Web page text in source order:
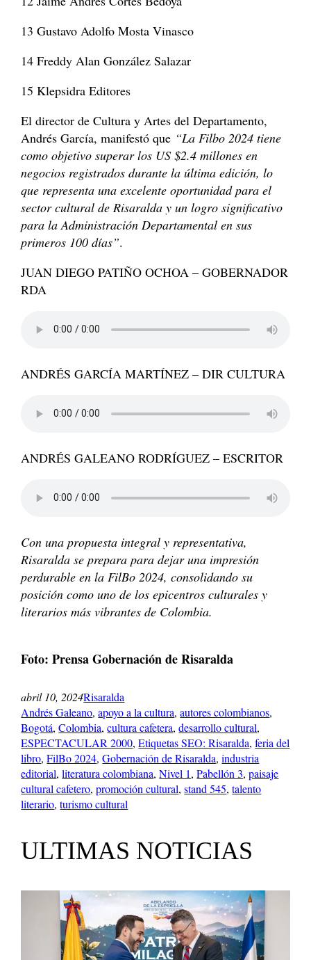
13 Gustavo Adolfo Mosta Vinasco
14 Freddy Alan González Salazar
15 Klepsidra Editores
El director de Cultura y Artes del Departamento,
Andrés García, manifestó que “La Filbo 2024 tiene
como objetivo superar los US $2.4 millones en
negocios registrados durante la última edición, lo
que representa una excelente oportunidad para el
sector cultural de Risaralda y un logro significativo
para la Administración Departamental en sus
primeros 100 días”.
JUAN DIEGO PATIÑO OCHOA – GOBERNADOR
RDA
ANDRÉS GARCÍA MARTÍNEZ – DIR CULTURA
ANDRÉS GALEANO RODRÍGUEZ – ESCRITOR
Con una propuesta integral y representativa,
Risaralda se prepara para dejar una impresión
perdurable en la FilBo 2024, consolidando su
posición como uno de los epicentros culturales y
literarios más vibrantes de Colombia.
Foto: Prensa Gobernación de Risaralda
abril 10, 2024Risaralda
Andrés Galeano, apoyo a la cultura, autores colombianos
Bogotá, Colombia, cultura cafetera, desarrollo cultural
ESPECTACULAR 2000, Etiquetas SEO: Risaralda, feria del
libro, FilBo 2024, Gobernación de Risaralda, industria
editorial, literatura colombiana, Nivel 1, Pabellón 3, paisaje
cultural cafetero, promoción cultural, stand 545, talento
literario, turismo cultural
ULTIMAS NOTICIAS